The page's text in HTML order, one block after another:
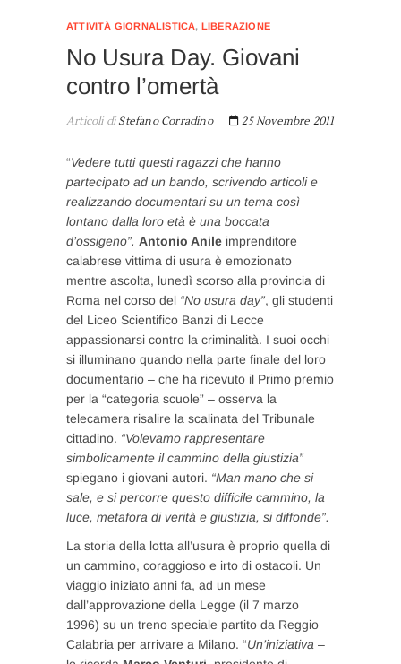
ATTIVITÀ GIORNALISTICA, LIBERAZIONE
No Usura Day. Giovani
contro l’omertà
Articoli diStefano Corradino 25 Novembre 2011
“Vedere tutti questi ragazzi che hanno
partecipato ad un bando, scrivendo articoli e
realizzando documentari su un tema così
lontano dalla loro età è una boccata
d’ossigeno”. Antonio Anile imprenditore
calabrese vittima di usura è emozionato
mentre ascolta, lunedì scorso alla provincia di
Roma nel corso del “No usura day”, gli studenti
del Liceo Scientifico Banzi di Lecce
appassionarsi contro la criminalità. I suoi occhi
si illuminano quando nella parte finale del loro
documentario – che ha ricevuto il Primo premio
per la “categoria scuole” – osserva la
telecamera risalire la scalinata del Tribunale
cittadino. “Volevamo rappresentare
simbolicamente il cammino della giustizia”
spiegano i giovani autori. “Man mano che si
sale, e si percorre questo difficile cammino, la
luce, metafora di verità e giustizia, si diffonde”.
La storia della lotta all’usura è proprio quella di
un cammino, coraggioso e irto di ostacoli. Un
viaggio iniziato anni fa, ad un mese
dall’approvazione della Legge (il 7 marzo
1996) su un treno speciale partito da Reggio
Calabria per arrivare a Milano. “Un’iniziativa –